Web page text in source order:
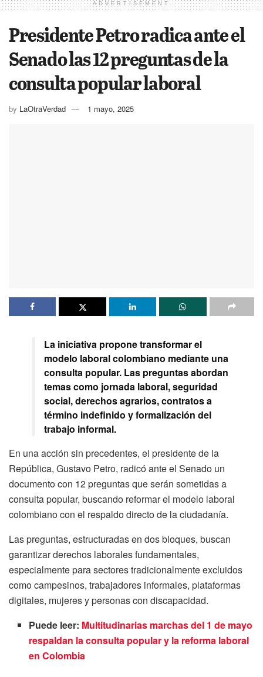
ADVERTISEMENT
Presidente Petro radica ante el
Senado las 12 preguntas de la
consulta popular laboral
by LaOtraVerdad 1 mayo, 2025
La iniciativa propone transformar el
modelo laboral colombiano mediante una
consulta popular. Las preguntas abordan
temas como jornada laboral, seguridad
social, derechos agrarios, contratos a
término indefinido y formalización del
trabajo informal.
En una acción sin precedentes, el presidente de la
República, Gustavo Petro, radicó ante el Senado un
documento con 12 preguntas que serán sometidas a
consulta popular, buscando reformar el modelo laboral
colombiano con el respaldo directo de la ciudadanía.
Las preguntas, estructuradas en dos bloques, buscan
garantizar derechos laborales fundamentales,
especialmente para sectores tradicionalmente excluidos
como campesinos, trabajadores informales, plataformas
digitales, mujeres y personas con discapacidad.
Puede leer: Multitudinarias marchas del 1 de mayo
respaldan la consulta popular y la reforma laboral
en Colombia